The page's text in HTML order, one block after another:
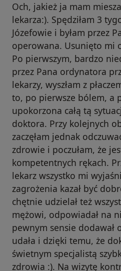
Och, jakież ja mam
lekarza:). Spędziłam 3
Józefowie i byłam przez
operowana. Usunięto mi
Po pierwszym, bardzo
przez Pana ordynatora
lekarzy, wyszłam z
to, po pierwsze bólem, a
upokorzona całą tą
doktora. Przy kolejnych
zaczęłam jednak
zdrowie i poczułam, że
kompetentnych rękach.
lekarz wszystko mi
zagrożenia kazał być
chętnie udzielał też
mężowi, odpowiadał na
pewnym sensie dodawał
udała i dzięki temu, że
świetnym specjalistą
zdrowia :). Na wizytę